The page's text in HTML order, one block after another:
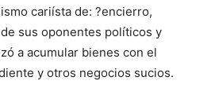
cariísta de: ?encierro,
sus oponentes políticos y
a acumular bienes con el
y otros negocios sucios.